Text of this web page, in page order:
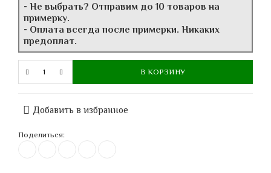
- Не выбрать? Отправим до 10 товаров на
примерку.
- Оплата всегда после примерки. Никаких
предоплат.
В КОРЗИНУ
Добавить в избранное
Поделиться: